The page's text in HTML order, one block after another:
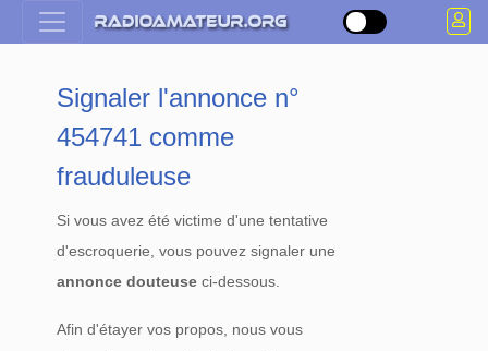
Signaler l'annonce n°
454741 comme
frauduleuse
Si vous avez été victime d'une tentative
d'escroquerie, vous pouvez signaler une
annonce douteuse ci-dessous.
Afin d'étayer vos propos, nous vous